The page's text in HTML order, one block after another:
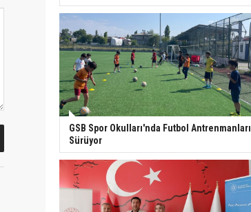
GSB Spor Okulları'nda Futbol Antrenmanları
Sürüyor